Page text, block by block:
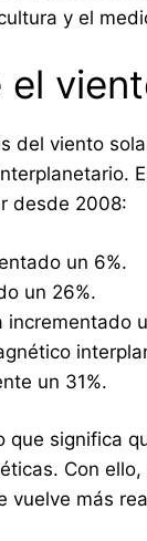
y el
el
del viento
desde 2008:
un 6%.
un 26%.
un 31%.
significa
Con
vuelve más